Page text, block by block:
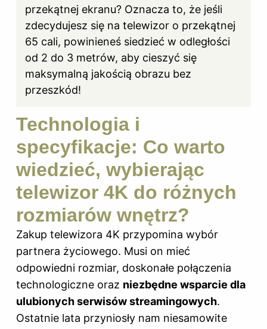
przekątnej ekranu? Oznacza to, że jeśli
zdecydujesz się na telewizor o przekątnej
65 cali, powinieneś siedzieć w odległości
od 2 do 3 metrów, aby cieszyć się
maksymalną jakością obrazu bez
przeszkód!
Technologia i
specyfikacje: Co warto
wiedzieć, wybierając
telewizor 4K do różnych
rozmiarów wnętrz?
Zakup telewizora 4K przypomina wybór
partnera życiowego. Musi on mieć
odpowiedni rozmiar, doskonałe połączenia
technologiczne oraz niezbędne wsparcie dla
ulubionych serwisów streamingowych.
Ostatnie lata przyniosły nam niesamowite